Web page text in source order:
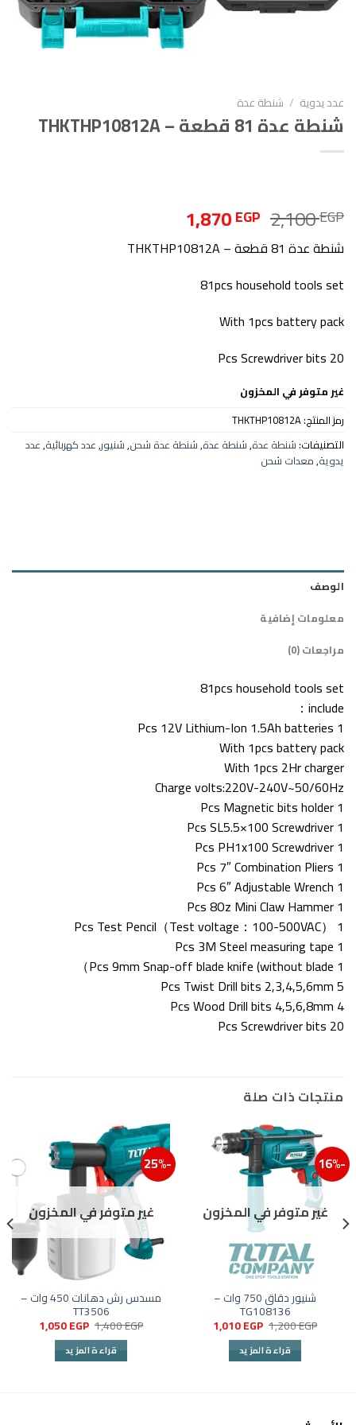
عدد يدوية / شنطة عدة
شنطة عدة 81 قطعة – THKTHP10812A
2,100EGP السعر
الأصلي
هو:
2,100 EGP.
1,870EGP
الحالي
هو:
شنطة عدة 81 قطعة – THKTHP10812A
81pcs household tools set
With 1pcs battery pack
20 Pcs Screwdriver bits
غير متوفر في المخزون
رمز المنتج:THKTHP10812A
التصنيفات:شنطة عدة,شنطة عدة,شنطة عدة شحن,شنيور,عدد كهربائية,عدد
يدوية,معدات شحن
الوصف
معلومات إضافية
مراجعات (0)
81pcs household tools set
include：
1 Pcs 12V Lithium-Ion 1.5Ah batteries
With 1pcs battery pack
With 1pcs 2Hr charger
Charge volts:220V-240V~50/60Hz
1 Pcs Magnetic bits holder
1 Pcs SL5.5×100 Screwdriver
1 Pcs PH1x100 Screwdriver
1 Pcs 7″ Combination Pliers
1 Pcs 6″ Adjustable Wrench
1 Pcs 8Oz Mini Claw Hammer
1 Pcs Test Pencil（Test voltage：100-500VAC）
1 Pcs 3M Steel measuring tape
1 Pcs 9mm Snap-off blade knife (without blade）
5 Pcs Twist Drill bits 2,3,4,5,6mm
4 Pcs Wood Drill bits 4,5,6,8mm
20 Pcs Screwdriver bits
منتجات ذات صلة
-16%
إضافة إلى قائمة الرغبات
غير متوفر في المخزون
شنيور دقاق 750 وات –
TG108136
1,200EGP السعر
الأصلي
هو:
1,200 EGP.
1,010EGP
قراءة المزيد
-25%
غير متوفر في المخزون
مسدس رش دهانات 450 وات –
TT3506
1,400EGP السعر
الأصلي
هو:
1,400 EGP.
1,050EGP
قراءة المزيد